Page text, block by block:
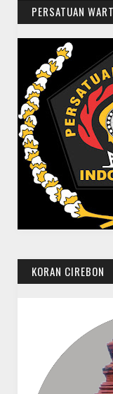
PERSATUAN
KORAN CIREBON